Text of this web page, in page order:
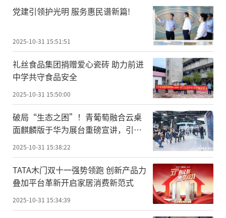
党建引领护光明 服务惠民谱新篇!
2025-10-31 15:51:51
礼丝食品集团捐赠爱心瓷砖 助力前进
中学共守食品安全
2025-10-31 15:50:00
破局“生态之困”！青葡萄融合云桌
面麒麟版于华为展台重磅宣讲，引领
国产化办公新纪元
2025-10-31 15:38:22
TATA木门双十一强势领跑 创新产品力
叠加平台革新开启家居消费新范式
2025-10-31 15:34:39